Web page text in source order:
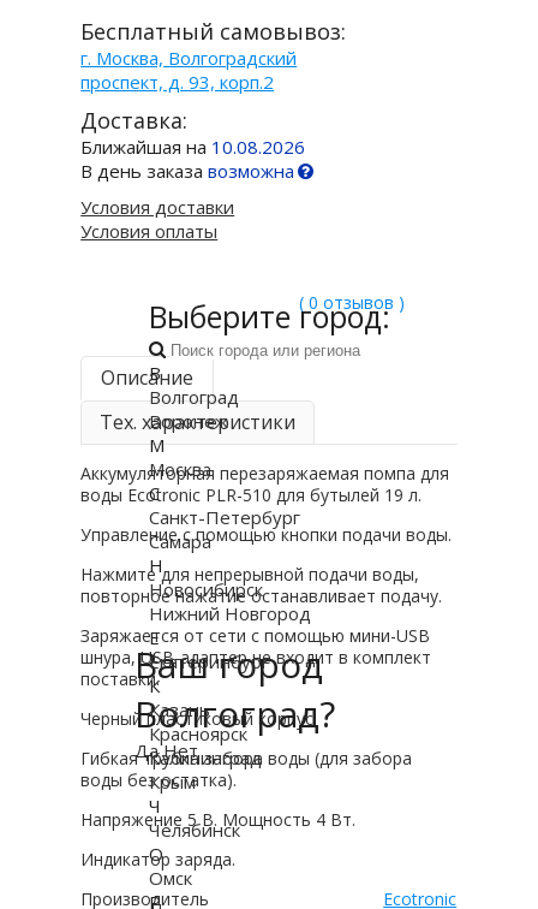
Бесплатный самовывоз:
г. Москва, Волгоградский
проспект, д. 93, корп.2
Доставка:
Ближайшая на 10.08.2026
В день заказавозможна
Условия доставки
Условия оплаты
( 0 отзывов )
Описание
Тех. характеристики
Аккумуляторная перезаряжаемая помпа для
воды Ecotronic PLR-510 для бутылей 19 л.
Управление с помощью кнопки подачи воды.
Нажмите для непрерывной подачи воды,
повторное нажатие останавливает подачу.
Заряжается от сети с помощью мини-USB
шнура, USB-адаптер не входит в комплект
поставки.
Черный пластиковый корпус.
Гибкая трубка забора воды (для забора
воды без остатка).
Напряжение 5 В. Мощность 4 Вт.
Индикатор заряда.
Производитель
Ecotronic
Ваш город
Волгоград?
Да Нет
Выберите город:
В
Волгоград
Воронеж
М
Москва
С
Санкт-Петербург
Самара
Н
Новосибирск
Нижний Новгород
Е
Екатеринбург
К
Казань
Красноярск
Калининград
Крым
Ч
Челябинск
О
Омск
Р